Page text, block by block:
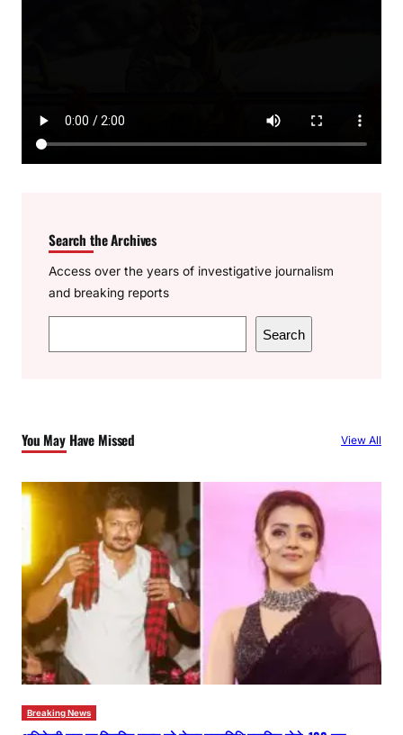
Search the Archives
Access over the years of investigative journalism
and breaking reports
e
h
Search
You May Have Missed View All
Breaking News